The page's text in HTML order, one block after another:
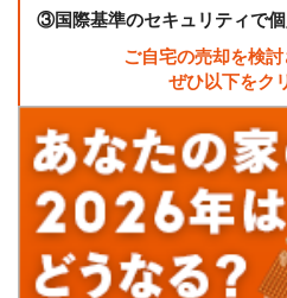
③国際基準のセキュリティで
ご自宅の売却を検
ぜひ以下をク